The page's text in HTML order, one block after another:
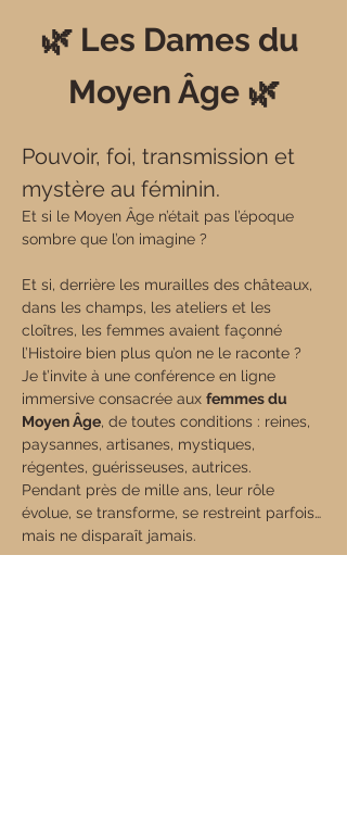
🌿 Les Dames du
Moyen Âge 🌿
Pouvoir, foi, transmission et
mystère au féminin.
Et si le Moyen Âge n’était pas l’époque
sombre que l’on imagine ?
Et si, derrière les murailles des châteaux,
dans les champs, les ateliers et les
cloîtres, les femmes avaient façonné
l’Histoire bien plus qu’on ne le raconte ?
Je t’invite à une conférence en ligne
immersive consacrée aux femmes du
Moyen Âge, de toutes conditions : reines,
paysannes, artisanes, mystiques,
régentes, guérisseuses, autrices.
Pendant près de mille ans, leur rôle
évolue, se transforme, se restreint parfois…
mais ne disparaît jamais.